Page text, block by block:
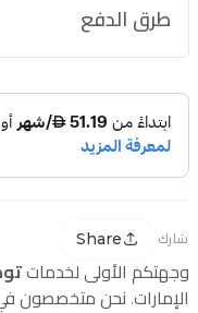
طرق الدفع
شارك Share
وجهتكم الأولى لخدمات
الإمارات. نحن متخصصون